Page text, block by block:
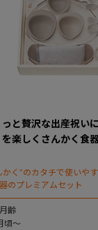
っと贅沢な出産祝い
を楽しくさんかく食
かく”のカタチで使いや
のプレミアムセット
齢
頃～